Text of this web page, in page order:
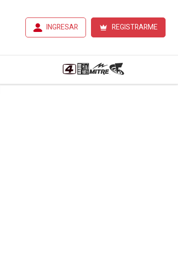
INGRESAR REGISTRARME